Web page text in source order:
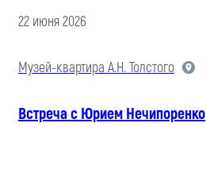
22 июня 2026
Музей-квартира А.Н. Толстого
Встреча с Юрием Нечипоренко